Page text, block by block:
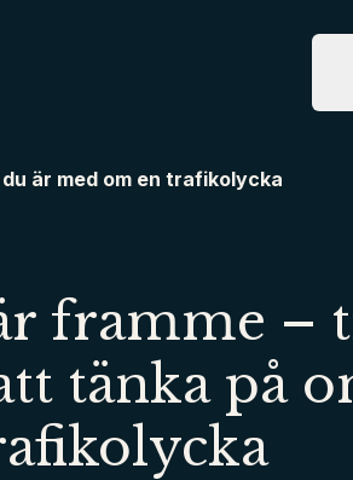
är med om en trafikolycka
framme –
tänka på